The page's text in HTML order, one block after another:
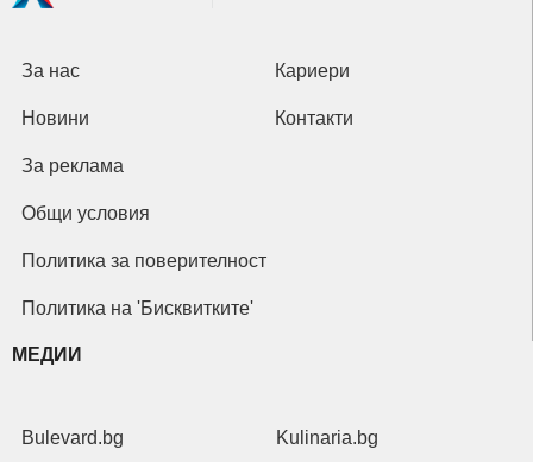
За нас Кариери
Новини Контакти
За реклама
Общи условия
Политика за поверителност
Политика на 'Бисквитките'
МЕДИИ
Bulevard.bg Kulinaria.bg